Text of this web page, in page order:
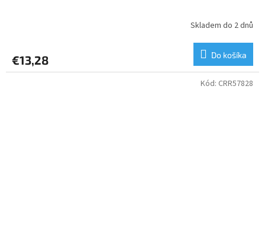
Skladem do 2 dnů
€13,28 Do košíka
Kód: CRR57828